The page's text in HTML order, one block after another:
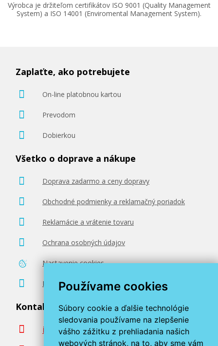
Používame cookies
Súbory cookie a ďalšie technológie
sledovania používame na zlepšenie
vášho zážitku z prehliadania našich
webových stránok, na to, aby sme vám
Výrobca je držiteľom certifikátov ISO 9001 (Quality Management
System) a ISO 14001 (Enviromental Management System).
Zaplaťte, ako potrebujete
On-line platobnou kartou
Prevodom
Dobierkou
Všetko o doprave a nákupe
Doprava zadarmo a ceny dopravy
Obchodné podmienky a reklamačný poriadok
Reklamácie a vrátenie tovaru
Ochrana osobných údajov
Nastavenie cookies
Poradenstvo zadarmo
Kontaktujte nás
info@miroluk.sk